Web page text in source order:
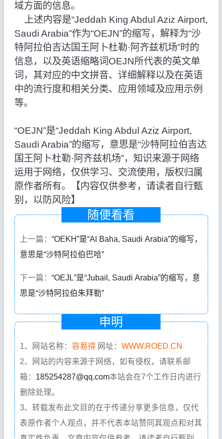
域方面的信息。
上述内容是“Jeddah King Abdul Aziz Airport,
Saudi Arabia”作为“OEJN”的缩写，解释为“沙
特阿拉伯吉达国王阿卜杜勒·阿齐兹机场”时的
信息，以及英语缩略词OEJN所代表的英文单
词，其对应的中文拼音、详细解释以及在英语
中的流行度和相关分类、应用领域及应用示例
等。
“OEJN”是“Jeddah King Abdul Aziz Airport,
Saudi Arabia”的缩写，意思是“沙特阿拉伯吉达
国王阿卜杜勒·阿齐兹机场”，知识来源于网络
运用于网络，仅供学习、交流使用，版权归属
原作者所有。【内容仅供参考，请读者自行甄
别，以防风险】
随便看看
上一篇： “OEKH”是“Al Baha, Saudi Arabia”的缩写，
意思是“沙特阿拉伯巴哈”
下一篇： “OEJL”是“Jubail, Saudi Arabia”的缩写，意
思是“沙特阿拉伯朱拜勒”
申明
1、网站名称： 容易得 网址： WWW.ROED.CN
2、网站的内容来源于网络，如有侵权，请联系邮
箱： 185254287@qq.com本站会在7个工作日内进行
删除处理。
3、转载发布此文目的在于传递分享更多信息，仅代
表原作者个人观点，并不代表本站赞同其观点和对其